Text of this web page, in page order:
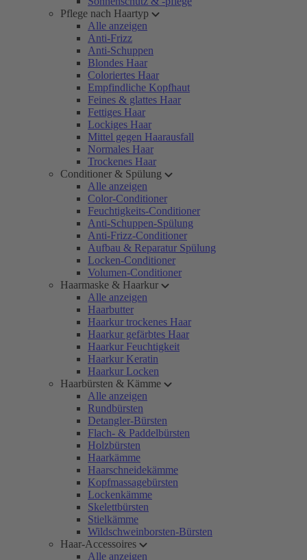
Pflege nach Haartyp
Alle anzeigen
Anti-Frizz
Anti-Schuppen
Blondes Haar
Coloriertes Haar
Empfindliche Kopfhaut
Feines & glattes Haar
Fettiges Haar
Lockiges Haar
Mittel gegen Haarausfall
Normales Haar
Trockenes Haar
Conditioner & Spülung
Alle anzeigen
Color-Conditioner
Feuchtigkeits-Conditioner
Anti-Schuppen-Spülung
Anti-Frizz-Conditioner
Aufbau & Reparatur Spülung
Locken-Conditioner
Volumen-Conditioner
Haarmaske & Haarkur
Alle anzeigen
Haarbutter
Haarkur trockenes Haar
Haarkur gefärbtes Haar
Haarkur Feuchtigkeit
Haarkur Keratin
Haarkur Locken
Haarbürsten & Kämme
Alle anzeigen
Rundbürsten
Detangler-Bürsten
Flach- & Paddelbürsten
Holzbürsten
Haarkämme
Haarschneidekämme
Kopfmassagebürsten
Lockenkämme
Skelettbürsten
Stielkämme
Wildschweinborsten-Bürsten
Haar-Accessoires
Alle anzeigen